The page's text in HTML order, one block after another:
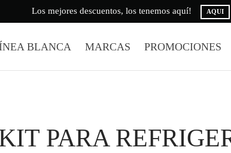
Los mejores descuentos, los tenemos aquí! AQUI
BLANCA MARCAS PROMOCIONES
PARA